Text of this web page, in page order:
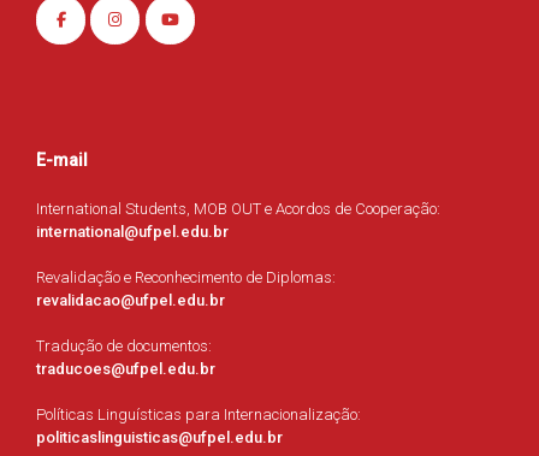
E-mail
International Students, MOB OUT e Acordos de Cooperação:
international@ufpel.edu.br
Revalidação e Reconhecimento de Diplomas:
revalidacao@ufpel.edu.br
Tradução de documentos:
traducoes@ufpel.edu.br
Políticas Linguísticas para Internacionalização:
politicaslinguisticas@ufpel.edu.br